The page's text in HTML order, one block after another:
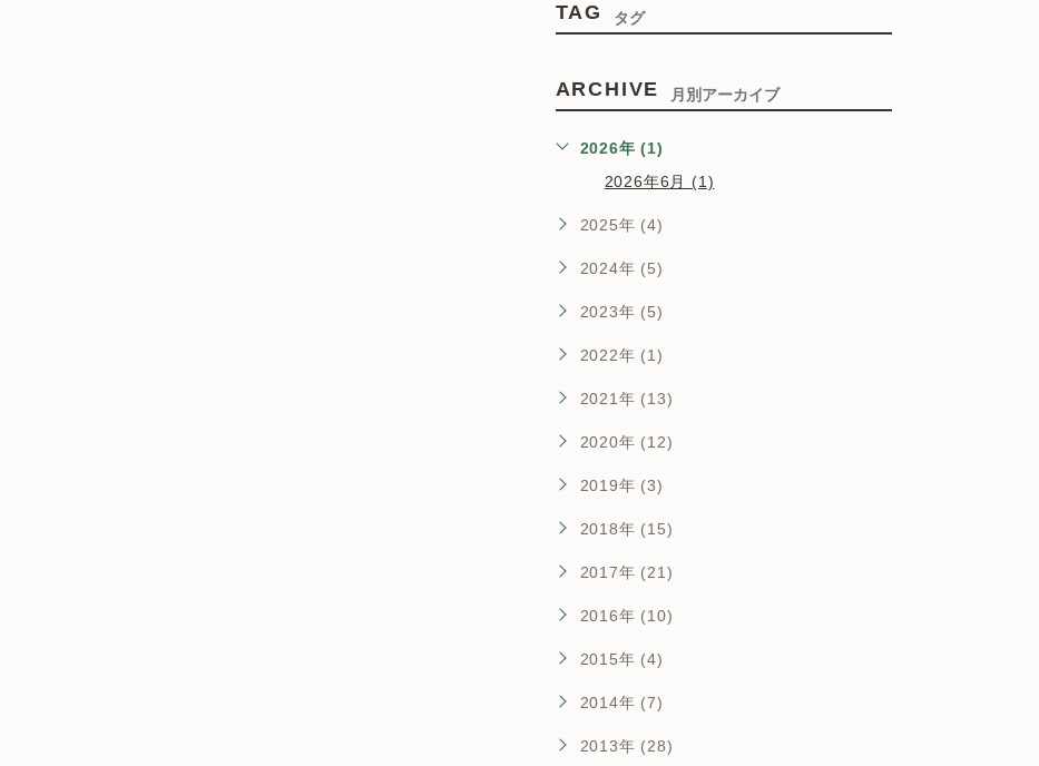
TAG タグ
ARCHIVE 月別アーカイブ
2026年 (1)
2026年6月 (1)
2025年 (4)
2024年 (5)
2023年 (5)
2022年 (1)
2021年 (13)
2020年 (12)
2019年 (3)
2018年 (15)
2017年 (21)
2016年 (10)
2015年 (4)
2014年 (7)
2013年 (28)